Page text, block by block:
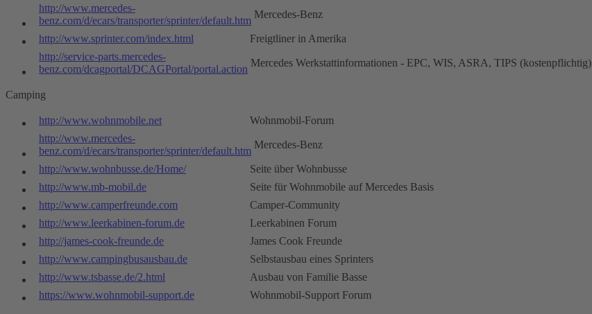
http://www.mercedes-
benz.com/d/ecars/transporter/sprinter/default.htm
Mercedes-Benz
http://www.sprinter.com/index.html
Freigtliner in Amerika
http://service-parts.mercedes-
benz.com/dcagportal/DCAGPortal/portal.action
Mercedes Werkstattinformationen - EPC, WIS, ASRA, TIPS (kostenpflichtig)
Camping
http://www.wohnmobile.net
Wohnmobil-Forum
http://www.mercedes-
benz.com/d/ecars/transporter/sprinter/default.htm
Mercedes-Benz
http://www.wohnbusse.de/Home/
Seite über Wohnbusse
http://www.mb-mobil.de
Seite für Wohnmobile auf Mercedes Basis
http://www.camperfreunde.com
Camper-Community
http://www.leerkabinen-forum.de
Leerkabinen Forum
http://james-cook-freunde.de
James Cook Freunde
http://www.campingbusausbau.de
Selbstausbau eines Sprinters
http://www.tsbasse.de/2.html
Ausbau von Familie Basse
https://www.wohnmobil-support.de
Wohnmobil-Support Forum